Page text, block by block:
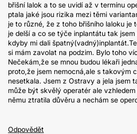
břišní lalok a to se uvidí až v termínu
ptala jaké jsou rizika mezi těmi
je to různé, že z toho břišního laloku je
je delší a co se týče inplantátu tak
kdyby mi dali
si mám zavolat na podzim. Bylo toho
Nečekám,že se mnou budou lékaři
proto,že jsem nemocná,ale s takovým
nesetkala. Jsem z Ostravy a jela jsem
může být skvělý operatér ale
němu ztratila důvěru a nechám se
Odpovědět